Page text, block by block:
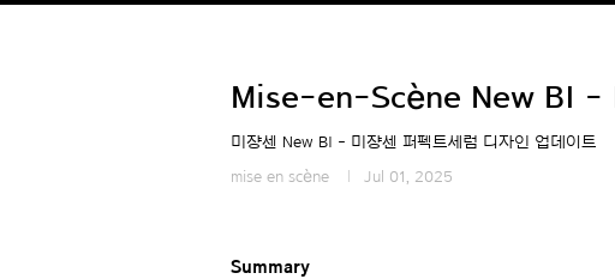
Mise-en-Scène New BI
미쟝센 New BI - 미쟝센 퍼펙트세럼 디자인 업데이트
mise en scène Jul 01, 2025
Summary